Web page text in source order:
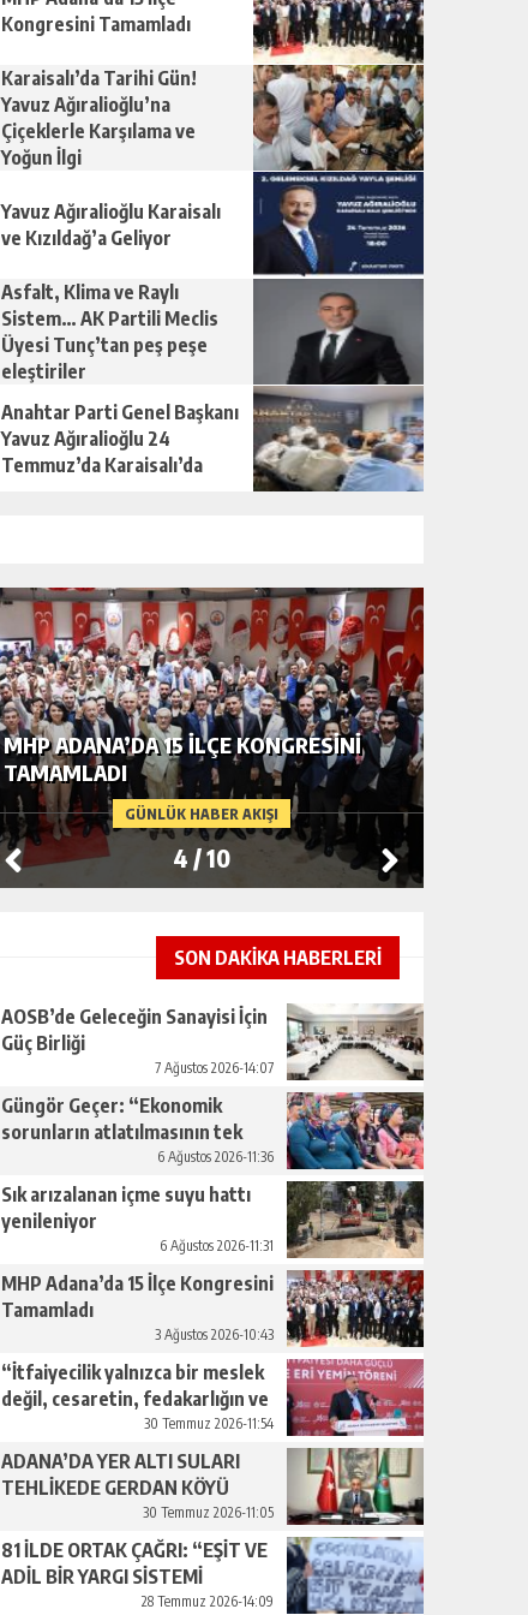
Kongresini Tamamladı
Karaisalı’da Tarihi Gün!
Yavuz Ağıralioğlu’na
Çiçeklerle Karşılama ve
Yoğun İlgi
Yavuz Ağıralioğlu Karaisalı
ve Kızıldağ’a Geliyor
Asfalt, Klima ve Raylı
Sistem… AK Partili Meclis
Üyesi Tunç’tan peş peşe
eleştiriler
Anahtar Parti Genel Başkanı
Yavuz Ağıralioğlu 24
Temmuz’da Karaisalı’da
GÜNLÜK HABER AKIŞI
MHP ADANA’DA 15 İLÇE KONGRESINI
TAMAMLADI
4 /10
SON DAKİKA HABERLERİ
AOSB’de Geleceğin Sanayisi İçin
Güç Birliği
7 Ağustos 2026-14:07
Güngör Geçer: “Ekonomik
sorunların atlatılmasının tek
yolu üretimi artırmaktan
geçiyor.”
6 Ağustos 2026-11:36
Sık arızalanan içme suyu hattı
yenileniyor
6 Ağustos 2026-11:31
MHP Adana’da 15 İlçe Kongresini
Tamamladı
3 Ağustos 2026-10:43
“İtfaiyecilik yalnızca bir meslek
değil, cesaretin, fedakarlığın ve
insan sevgisinin en güçlü
temsilidir.”
30 Temmuz 2026-11:54
ADANA’DA YER ALTI SULARI
TEHLİKEDE GERDAN KÖYÜ
SANAYİ SUYU CENDERESİNDE
30 Temmuz 2026-11:05
81 İLDE ORTAK ÇAĞRI: “EŞİT VE
ADİL BİR YARGI SİSTEMİ
28 Temmuz 2026-14:09